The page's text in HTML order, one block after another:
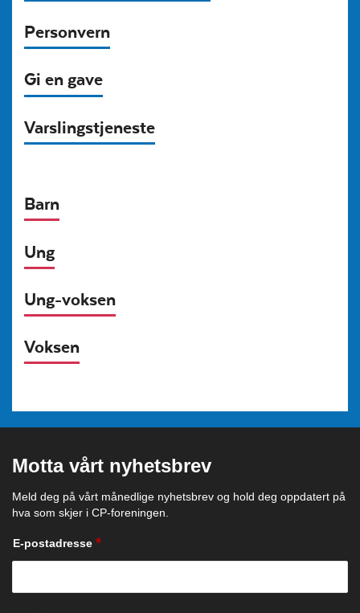
Personvern
Gi en gave
Varslingstjeneste
Barn
Ung
Ung-voksen
Voksen